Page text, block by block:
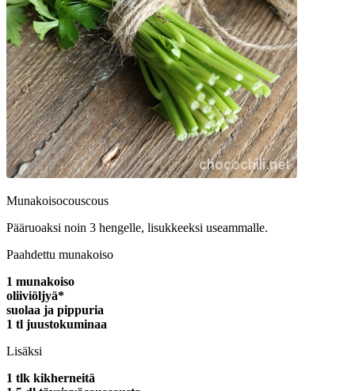
Munakoisocouscous
Pääruoaksi noin 3 hengelle, lisukkeeksi useammalle.
Paahdettu munakoiso
1 munakoiso
oliiviöljyä*
suolaa ja pippuria
1 tl juustokuminaa
Lisäksi
1 tlk kikherneitä